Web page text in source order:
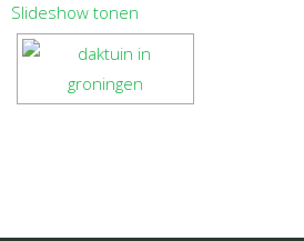
Slideshow tonen